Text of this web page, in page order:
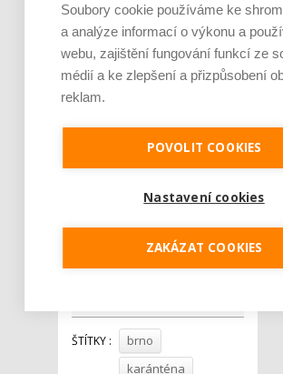
Hotel Marriott
Restaurace Jakoby (pro
složky IZS)
Restaurace hotel
Maximus
Restaurace U Dřeváka
Restaurace U Karla
ŠTÍTKY :
brno
karánténa
Soubory cookie používáme ke
a analýze informací o výkonu a
webu, zajištění fungování funkcí ze
médií a ke zlepšení a přizpůsobení
reklam.
POVOLIT COOKIES
Nastavení cookies
ZAKÁZAT COOKIES